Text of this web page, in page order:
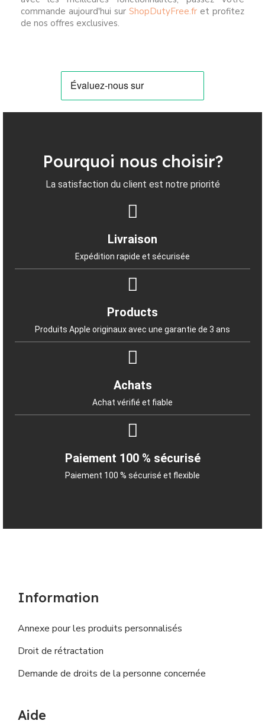
commande aujourd'hui sur ShopDutyFree.fr et profitez
de nos offres exclusives.
Pourquoi nous choisir?
La satisfaction du client est notre priorité
Livraison
Expédition rapide et sécurisée
Products
Produits Apple originaux avec une garantie de 3 ans
Achats
Achat vérifié et fiable
Paiement 100 % sécurisé
Paiement 100 % sécurisé et flexible
Information
Annexe pour les produits personnalisés
Droit de rétractation
Demande de droits de la personne concernée
Aide